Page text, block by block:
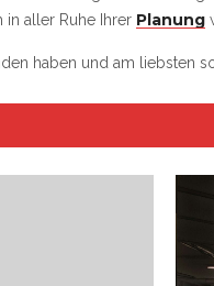
in aller Ruhe Ihrer Planung
haben und am liebsten